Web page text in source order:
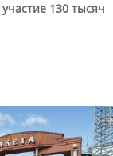
130 тысяч